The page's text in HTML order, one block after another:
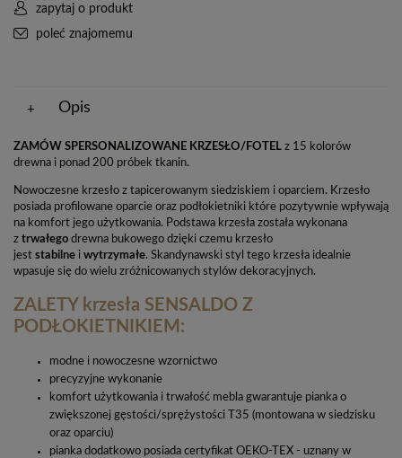
zapytaj o produkt
poleć znajomemu
Opis
ZAMÓW SPERSONALIZOWANE KRZESŁO/FOTEL z 15 kolorów
drewna i ponad 200 próbek tkanin.
Nowoczesne krzesło z tapicerowanym siedziskiem i oparciem. Krzesło
posiada profilowane oparcie oraz podłokietniki które pozytywnie wpływają
na komfort jego użytkowania. Podstawa krzesła została wykonana
z trwałego drewna bukowego dzięki czemu krzesło
jest stabilne i wytrzymałe. Skandynawski styl tego krzesła idealnie
wpasuje się do wielu zróżnicowanych stylów dekoracyjnych.
ZALETY krzesła SENSALDO Z
PODŁOKIETNIKIEM:
modne i nowoczesne wzornictwo
precyzyjne wykonanie
komfort użytkowania i trwałość mebla gwarantuje pianka o
zwiększonej gęstości/sprężystości T35 (montowana w siedzisku
oraz oparciu)
pianka dodatkowo posiada certyfikat OEKO-TEX - uznany w